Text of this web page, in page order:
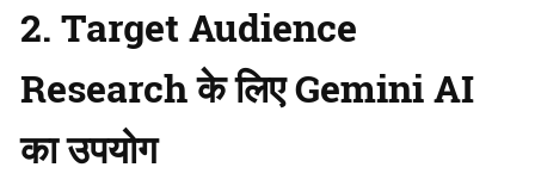
2. Target Audience
Research के लिए Gemini AI
का उपयोग